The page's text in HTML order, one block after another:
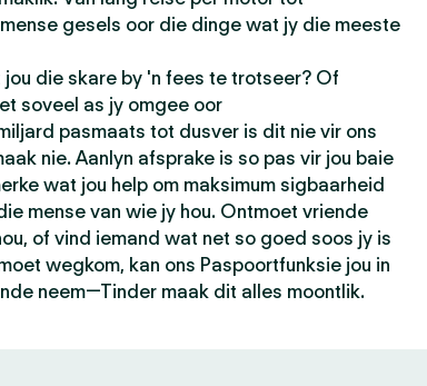
gesels oor die dinge wat jy die meeste
die skare by 'n fees te trotseer? Of
soveel as jy omgee oor
pasmaats tot dusver is dit nie vir ons
nie. Aanlyn afsprake is so pas vir jou baie
wat jou help om maksimum sigbaarheid
mense van wie jy hou. Ontmoet vriende
of vind iemand wat net so goed soos jy is
wegkom, kan ons Paspoortfunksie jou in
neem—Tinder maak dit alles moontlik.